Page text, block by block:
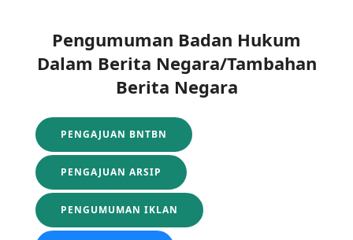
Pengumuman Badan Hukum
Dalam Berita Negara/Tambahan
Berita Negara
PENGAJUAN BNTBN
PENGAJUAN ARSIP
PENGUMUMAN IKLAN